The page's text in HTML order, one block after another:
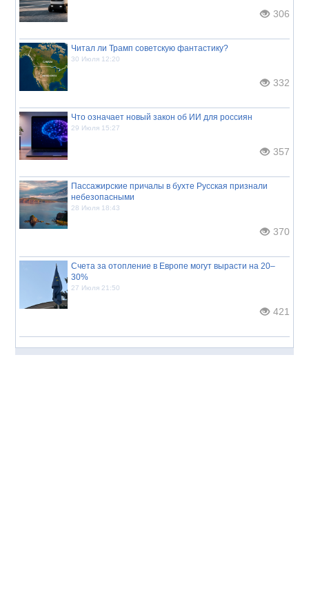
306
Читал ли Трамп советскую фантастику?
30 Июля 12:20
332
Что означает новый закон об ИИ для россиян
29 Июля 15:27
357
Пассажирские причалы в бухте Русская признали
небезопасными
28 Июля 18:43
370
Счета за отопление в Европе могут вырасти на 20–
30%
27 Июля 21:50
421